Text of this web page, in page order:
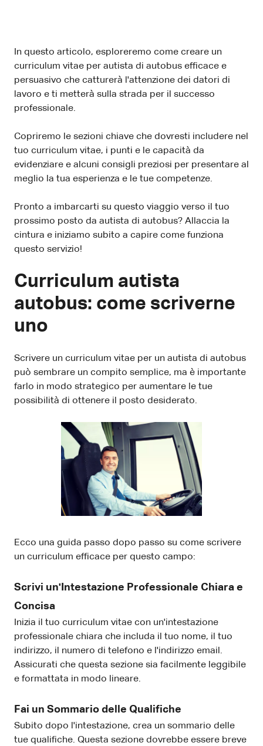
In questo articolo, esploreremo come creare un
curriculum vitae per autista di autobus efficace e
persuasivo che catturerà l'attenzione dei datori di
lavoro e ti metterà sulla strada per il successo
professionale.
Copriremo le sezioni chiave che dovresti includere nel
tuo curriculum vitae, i punti e le capacità da
evidenziare e alcuni consigli preziosi per presentare al
meglio la tua esperienza e le tue competenze.
Pronto a imbarcarti su questo viaggio verso il tuo
prossimo posto da autista di autobus? Allaccia la
cintura e iniziamo subito a capire come funziona
questo servizio!
Curriculum autista
autobus: come scriverne
uno
Scrivere un curriculum vitae per un autista di autobus
può sembrare un compito semplice, ma è importante
farlo in modo strategico per aumentare le tue
possibilità di ottenere il posto desiderato.
Ecco una guida passo dopo passo su come scrivere
un curriculum efficace per questo campo:
Scrivi un'Intestazione Professionale Chiara e
Concisa
Inizia il tuo curriculum vitae con un'intestazione
professionale chiara che includa il tuo nome, il tuo
indirizzo, il numero di telefono e l'indirizzo email.
Assicurati che questa sezione sia facilmente leggibile
e formattata in modo lineare.
Fai un Sommario delle Qualifiche
Subito dopo l'intestazione, crea un sommario delle
tue qualifiche. Questa sezione dovrebbe essere breve